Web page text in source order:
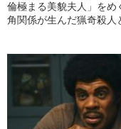
倫極まる美貌夫人」をめ
角関係が生んだ猟奇殺人